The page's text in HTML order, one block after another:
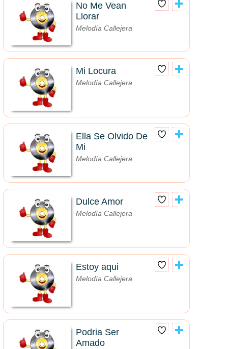
No Me Vean
Llorar
Melodía Callejera
Mi Locura
Melodía Callejera
Ella Se Olvido De
Mi
Melodía Callejera
Dulce Amor
Melodía Callejera
Estoy aqui
Melodía Callejera
Podria Ser
Amado